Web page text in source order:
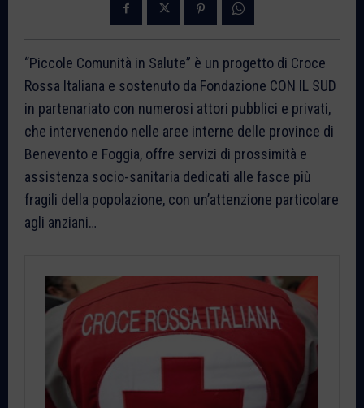
“Piccole Comunità in Salute” è un progetto di Croce
Rossa Italiana e sostenuto da Fondazione CON IL SUD
in partenariato con numerosi attori pubblici e privati,
che intervenendo nelle aree interne delle province di
Benevento e Foggia, offre servizi di prossimità e
assistenza socio-sanitaria dedicati alle fasce più
fragili della popolazione, con un’attenzione particolare
agli anziani…